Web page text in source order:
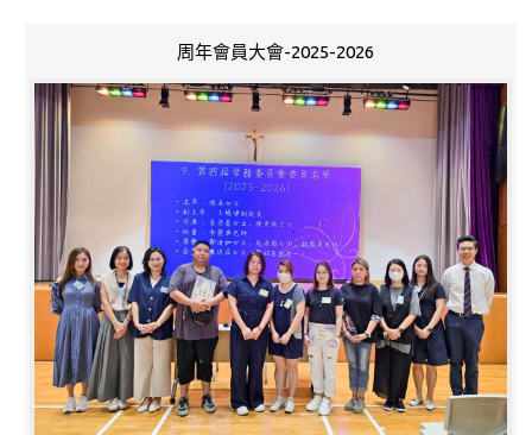
周年會員大會-2025-2026